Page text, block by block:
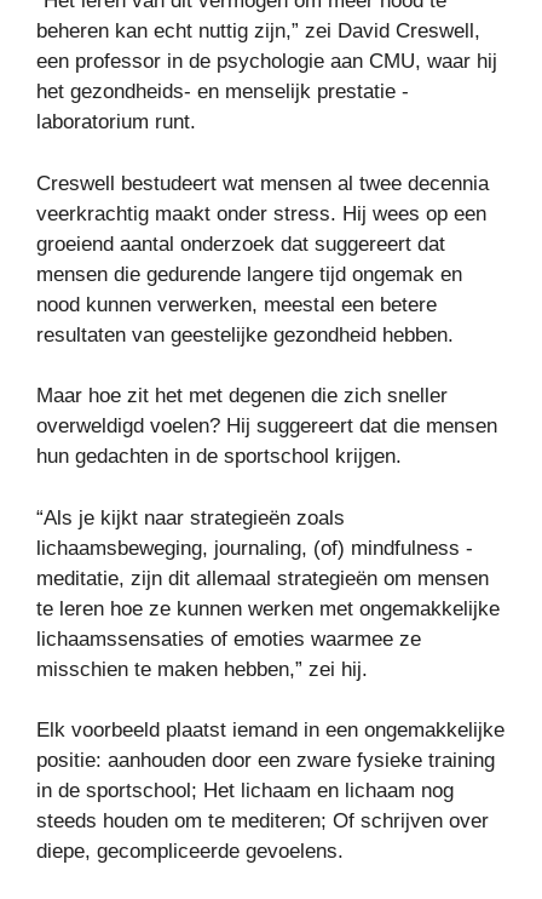
beheren kan echt nuttig zijn,” zei David Creswell,
een professor in de psychologie aan CMU, waar hij
het gezondheids- en menselijk prestatie -
laboratorium runt.
Creswell bestudeert wat mensen al twee decennia
veerkrachtig maakt onder stress. Hij wees op een
groeiend aantal onderzoek dat suggereert dat
mensen die gedurende langere tijd ongemak en
nood kunnen verwerken, meestal een betere
resultaten van geestelijke gezondheid hebben.
Maar hoe zit het met degenen die zich sneller
overweldigd voelen? Hij suggereert dat die mensen
hun gedachten in de sportschool krijgen.
“Als je kijkt naar strategieën zoals
lichaamsbeweging, journaling, (of) mindfulness -
meditatie, zijn dit allemaal strategieën om mensen
te leren hoe ze kunnen werken met ongemakkelijke
lichaamssensaties of emoties waarmee ze
misschien te maken hebben,” zei hij.
Elk voorbeeld plaatst iemand in een ongemakkelijke
positie: aanhouden door een zware fysieke training
in de sportschool; Het lichaam en lichaam nog
steeds houden om te mediteren; Of schrijven over
diepe, gecompliceerde gevoelens.